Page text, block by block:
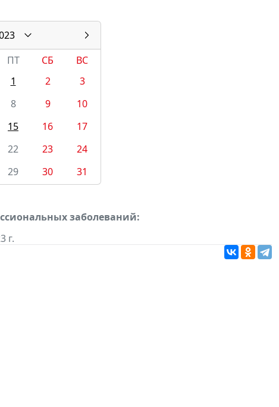
ПТ СБ
ВС
1
2
3
8 9
10
15 16
17
22 23
24
29 30 31
заболеваний:
г.